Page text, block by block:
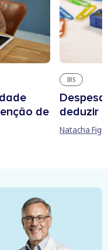
de
IRS
deduzir
Natacha